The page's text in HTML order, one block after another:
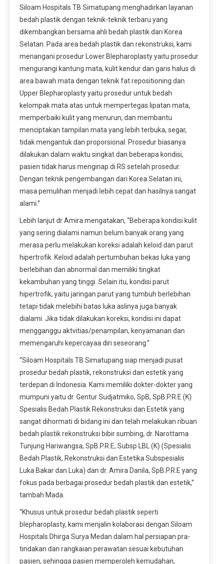
Siloam Hospitals TB Simatupang menghadirkan layanan
bedah plastik dengan teknik-teknik terbaru yang
dikembangkan bersama ahli bedah plastik dari Korea
Selatan. Pada area bedah plastik dan rekonstruksi, kami
menangani prosedur Lower Blepharoplasty yaitu prosedur
mengurangi kantung mata, kulit kendur dan garis halus di
area bawah mata dengan teknik fat repositioning dan
Upper Blepharoplasty yaitu prosedur untuk bedah
kelompak mata atas untuk mempertegas lipatan mata,
memperbaiki kulit yang menurun, dan membantu
menciptakan tampilan mata yang lebih terbuka, segar,
tidak mengantuk dan proporsional. Prosedur biasanya
dilakukan dalam waktu singkat dan beberapa kondisi,
pasien tidak harus menginap di RS setelah prosedur.
Dengan teknik pengembangan dari Korea Selatan ini,
masa pemulihan menjadi lebih cepat dan hasilnya sangat
alami.”
Lebih lanjut dr Amira mengatakan, “Beberapa kondisi kulit
yang sering dialami namun belum banyak orang yang
merasa perlu melakukan koreksi adalah keloid dan parut
hipertrofik. Keloid adalah pertumbuhan bekas luka yang
berlebihan dan abnormal dan memiliki tingkat
kekambuhan yang tinggi. Selain itu, kondisi parut
hipertrofik, yaitu jaringan parut yang tumbuh berlebihan
tetapi tidak melebihi batas luka aslinya juga banyak
dialami. Jika tidak dilakukan koreksi, kondisi ini dapat
mengganggu aktvitias/penampilan, kenyamanan dan
memengaruhi kepercayaa diri seseorang.”
“Siloam Hospitals TB Simatupang siap menjadi pusat
prosedur bedah plastik, rekonstruksi dan estetik yang
terdepan di Indonesia. Kami memiliki dokter-dokter yang
mumpuni yaitu dr. Gentur Sudjatmiko, SpB, SpB.P.R.E (K)
Spesialis Bedah Plastik Rekonstruksi dan Estetik yang
sangat dihormati di bidang ini dan telah melakukan ribuan
bedah plastik rekonstruksi bibir sumbing, dr. Narottama
Tunjung Hariwangsa, SpB.P.R.E, Subsp LBL (K) (Spesialis
Bedah Plastik, Rekonstruksi dan Estetika Subspesialis
Luka Bakar dan Luka) dan dr. Amira Danila, SpB.P.R.E yang
fokus pada berbagai prosedur bedah plastik dan estetik,”
tambah Mada.
“Khusus untuk prosedur bedah plastik seperti
blepharoplasty, kami menjalin kolaborasi dengan Siloam
Hospitals Dhirga Surya Medan dalam hal persiapan pra-
tindakan dan rangkaian perawatan sesuai kebutuhan
pasien, sehingga pasien memperoleh kemudahan,